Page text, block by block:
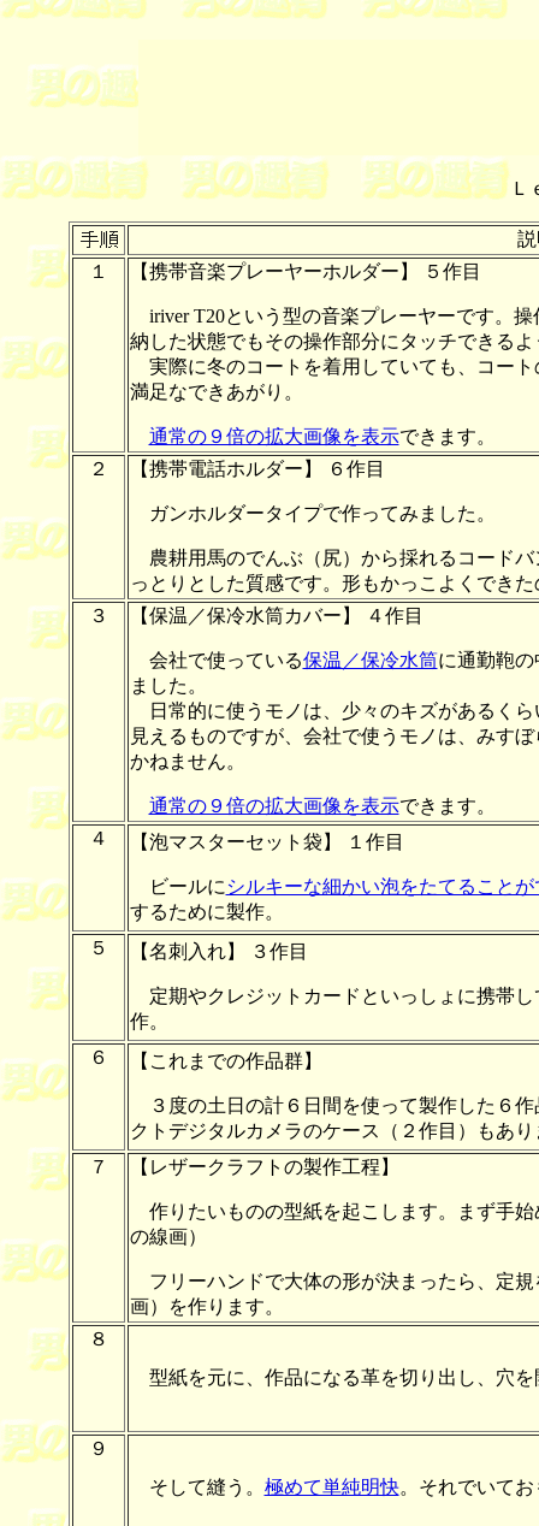
Ｌ
１
【携帯音楽プレーヤーホルダー】 ５作目
iriver T20という型の音楽プレーヤーです。
納した状態でもその操作部分にタッチできる
実際に冬のコートを着用していても、コー
満足なできあがり。
通常の９倍の拡大画像を表示できます。
２
【携帯電話ホルダー】 ６作目
ガンホルダータイプで作ってみました。
農耕用馬のでんぶ（尻）から採れるコード
っとりとした質感です。形もかっこよくでき
３
【保温／保冷水筒カバー】 ４作目
会社で使っている保温／保冷水筒に通勤鞄の
ました。
日常的に使うモノは、少々のキズがあるく
見えるものですが、会社で使うモノは、みす
かねません。
通常の９倍の拡大画像を表示できます。
４
【泡マスターセット袋】 １作目
ビールに シルキーな細かい泡をたてること
するために製作。
５
【名刺入れ】 ３作目
定期やクレジットカードといっしょに携帯
作。
６
【これまでの作品群】
３度の土日の計６日間を使って製作した６
クトデジタルカメラのケース（２作目）もあり
７
【レザークラフトの製作工程】
作りたいものの型紙を起こします。まず手
の線画）
フリーハンドで大体の形が決まったら、定
画）を作ります。
８
型紙を元に、作品になる革を切り出し、穴を
９
そして縫う。 極めて単純明快。それでいて